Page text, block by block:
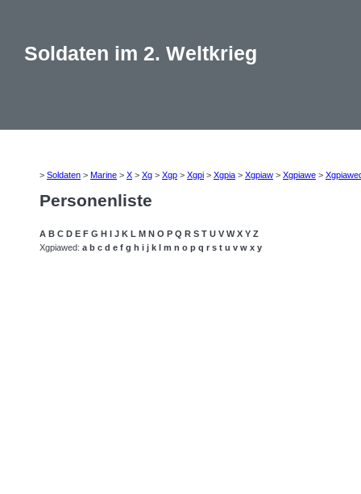
Soldaten im 2. Weltkrieg
> Soldaten > Marine > X > Xg > Xgp > Xgpi > Xgpia > Xgpiaw > Xgpiawe >
Personenliste
A B C D E F G H I J K L M N O P Q R S T U V W X Y Z
Xgpiawed: a b c d e f g h i j k l m n o p q r s t u v w x y